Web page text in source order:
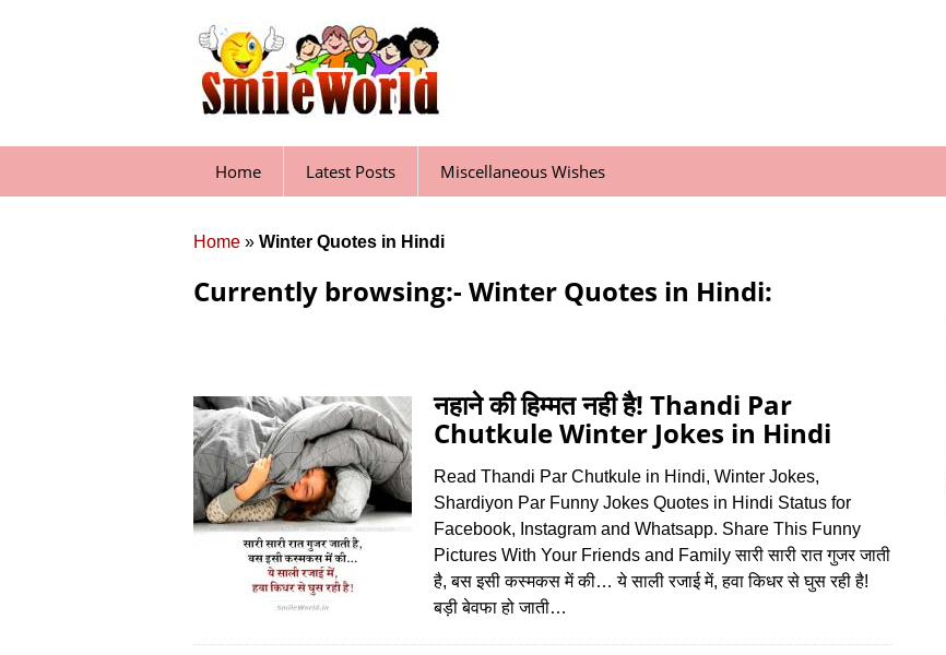
Home Latest Posts Miscellaneous Wishes
Home » Winter Quotes in Hindi
Currently browsing:- Winter Quotes in Hindi:
नहाने की हिम्मत नही है! Thandi Par
Chutkule Winter Jokes in Hindi
Read Thandi Par Chutkule in Hindi, Winter Jokes,
Shardiyon Par Funny Jokes Quotes in Hindi Status for
Facebook, Instagram and Whatsapp. Share This Funny
Pictures With Your Friends and Family सारी सारी रात गुजर जाती
है, बस इसी कस्मकस में की… ये साली रजाई में, हवा किधर से घुस रही है!
बड़ी बेवफा हो जाती…